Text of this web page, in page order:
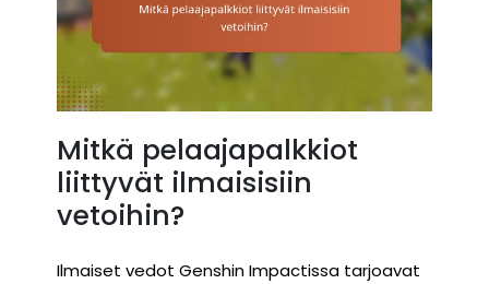
Mitkä pelaajapalkkiot
liittyvät ilmaisisiin
vetoihin?
Ilmaiset vedot Genshin Impactissa tarjoavat